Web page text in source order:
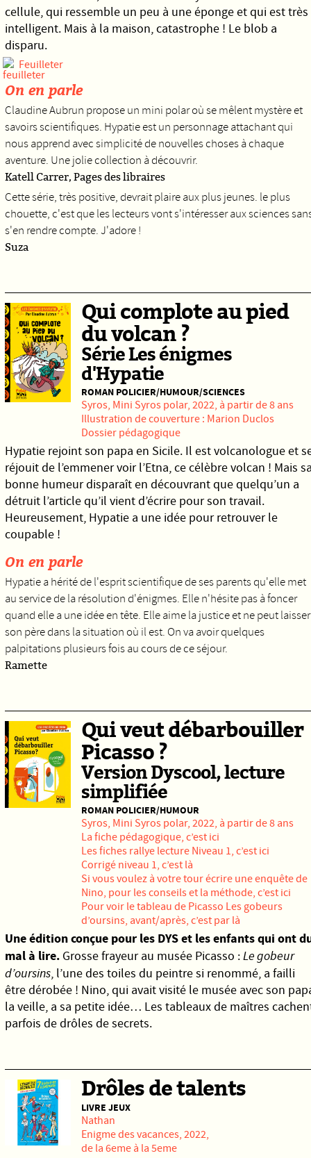
cellule, qui ressemble un peu à une éponge et qui est très
intelligent. Mais à la maison, catastrophe ! Le blob a
disparu.
Feuilleter
On en parle
Claudine Aubrun propose un mini polar où se mêlent mystère et
savoirs scientifiques. Hypatie est un personnage attachant qui
nous apprend avec simplicité de nouvelles choses à chaque
aventure. Une jolie collection à découvrir.
Katell Carrer, Pages des libraires
Cette série, très positive, devrait plaire aux plus jeunes. le plus
chouette, c'est que les lecteurs vont s'intéresser aux sciences
s'en rendre compte. J'adore !
Suza
Qui complote au pied
du volcan ?
Série Les énigmes
d'Hypatie
ROMAN POLICIER/HUMOUR/SCIENCES
Syros, Mini Syros polar, 2022, à partir de 8 ans
Illustration de couverture : Marion Duclos
Dossier pédagogique
Hypatie rejoint son papa en Sicile. Il est volcanologue et
réjouit de l’emmener voir l’Etna, ce célèbre volcan ! Mais
bonne humeur disparaît en découvrant que quelqu’un a
détruit l’article qu’il vient d’écrire pour son travail.
Heureusement, Hypatie a une idée pour retrouver le
coupable !
On en parle
Hypatie a hérité de l'esprit scientifique de ses parents qu'elle met
au service de la résolution d'énigmes. Elle n'hésite pas à foncer
quand elle a une idée en tête. Elle aime la justice et ne peut laisser
son père dans la situation où il est. On va avoir quelques
palpitations plusieurs fois au cours de ce séjour.
Ramette
Qui veut débarbouiller
Picasso ?
Version Dyscool, lecture
simplifiée
ROMAN POLICIER/HUMOUR
Syros, Mini Syros polar, 2022, à partir de 8 ans
La fiche pédagogique, c’est ici
Les fiches rallye lecture Niveau 1, c’est ici
Corrigé niveau 1, c’est là
Si vous voulez à votre tour écrire une enquête de
Nino, pour les conseils et la méthode, c’est ici
Pour voir le tableau de Picasso Les gobeurs
d’oursins, avant/après, c’estpar là
Une édition conçue pour les DYS et les enfants qui ont
mal à lire. Grosse frayeur au musée Picasso :Le gobeur
d’oursins, l’une des toiles du peintre si renommé, a failli
être dérobée ! Nino, qui avait visité le musée avec son
la veille, a sa petite idée… Les tableaux de maîtres
parfois de drôles de secrets.
Drôles de talents
LIVRE JEUX
Nathan
Enigme des vacances, 2022,
de la 6eme à la 5eme